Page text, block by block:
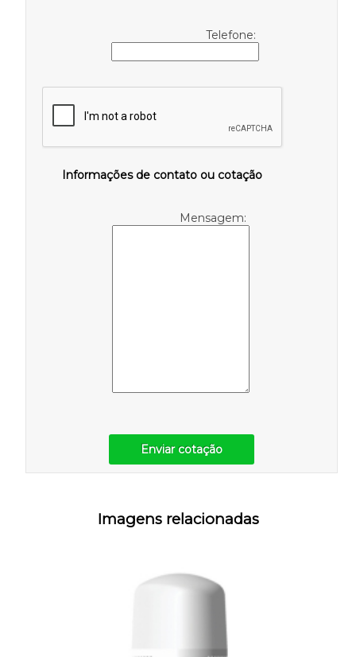
Telefone:
Informações de contato ou cotação
Mensagem:
Enviar cotação
Imagens relacionadas